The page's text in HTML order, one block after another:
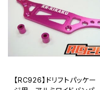
【RC926】ドリフトパッケー